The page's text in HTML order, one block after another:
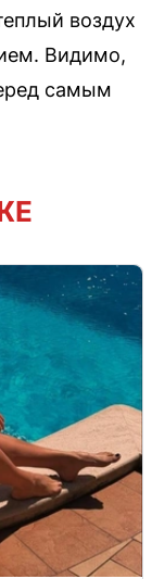
воздух
Видимо,
самым